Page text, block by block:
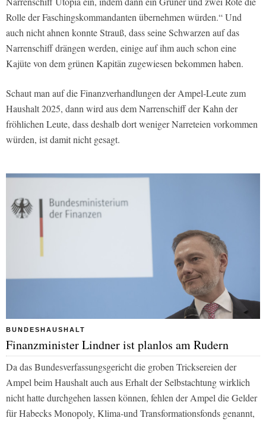
Rolle der Faschingskommandanten übernehmen würden.“ Und
auch nicht ahnen konnte Strauß, dass seine Schwarzen auf das
Narrenschiff drängen werden, einige auf ihm auch schon eine
Kajüte von dem grünen Kapitän zugewiesen bekommen haben.
Schaut man auf die Finanzverhandlungen der Ampel-Leute zum
Haushalt 2025, dann wird aus dem Narrenschiff der Kahn der
fröhlichen Leute, dass deshalb dort weniger Narreteien vorkommen
würden, ist damit nicht gesagt.
BUNDESHAUSHALT
Finanzminister Lindner ist planlos am Rudern
Da das Bundesverfassungsgericht die groben Tricksereien der
Ampel beim Haushalt auch aus Erhalt der Selbstachtung wirklich
nicht hatte durchgehen lassen können, fehlen der Ampel die Gelder
für Habecks Monopoly, Klima-und Transformationsfonds genannt,